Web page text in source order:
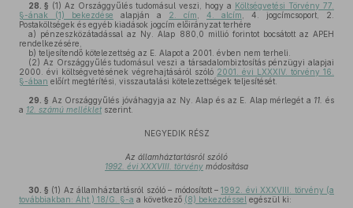
28. § (1) Az Országgyűlés tudomásul veszi, hogy a Költségvetési Törvény 77.
§-ának (1) bekezdése alapján a 2. cím 4. alcím , 4. jogcímcsoport, 2.
Postaköltségek és egyéb kiadások jogcím előirányzat terhére
a) pénzeszközátadással az Ny. Alap 880,0 millió forintot bocsátott az APEH
rendelkezésére,
b) teljesítendő kötelezettség az E. Alapot a 2001. évben nem terheli.
(2) Az Országgyűlés tudomásul veszi a társadalombiztosítás pénzügyi alapjai
2000. évi költségvetésének végrehajtásáról szóló 2001. évi LXXXIV. törvény 16.
§-ában előírt megtérítési, visszautalási kötelezettségek teljesítését.
29. § Az Országgyűlés jóváhagyja az Ny. Alap és az E. Alap mérlegét a 11. és
a 12. számú mellékletszerint.
NEGYEDIK RÉSZ
Az államháztartásról szóló
1992. évi XXXVIII. törvény módosítása
30. § (1) Az államháztartásról szóló – módosított –1992. évi XXXVIII. törvény (a
továbbiakban: Áht.) 18/G. §-a a következő (8) bekezdéssel egészül ki: